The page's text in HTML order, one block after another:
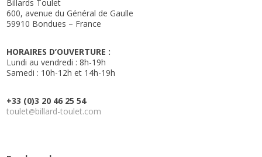
Billards Toulet
600, avenue du Général de Gaulle
59910 Bondues – France
HORAIRES D’OUVERTURE :
Lundi au vendredi : 8h-19h
Samedi : 10h-12h et 14h-19h
+33 (0)3 20 46 25 54
toulet@billard-toulet.com